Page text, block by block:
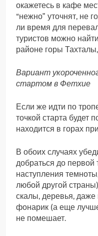
окажетесь в кафе
“нежно” уточнят, не
ли время для
туристов можно
районе горы
Вариант
стартом в Фетхие
Если же идти по
точкой старта будет
находится в горах
В обоих случаях
добраться до первой
наступления
любой другой
скалы, деревья,
фонарик (а еще
не помешает.